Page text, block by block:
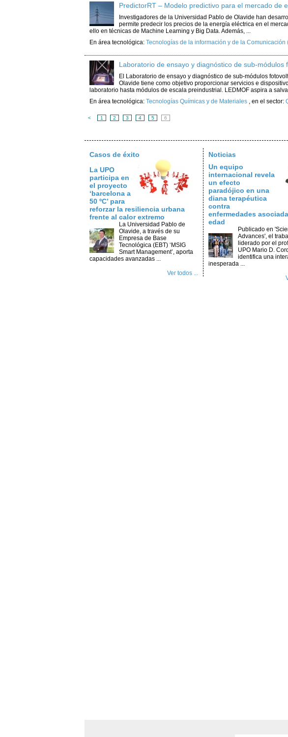
PredictorRT – Modelo predictivo para el mercado de
Investigadores de la Universidad Pablo de Olavide han
permite predecir los precios de la energía eléctrica en el
ello en técnicas de Machine Learning y Big Data. Además, ...
En área tecnológica: Tecnologías de la información y de la Comunicación
Laboratorio de ensayo y diagnóstico de sub-módulos
El Laboratorio de ensayo y diagnóstico de sub-módulos
Olavide tiene como objetivo proporcionar servicios e
laboratorio hasta módulos de escala preindustrial. LEDMOF aspira a
En área tecnológica: Tecnologías Químicas y de Materiales , en el sector:
< 1 2 3 4 5 6
Casos de éxito
La UPO
participa en
el proyecto
‘barcelona a
50 ºC’ para
reforzar la resiliencia urbana
frente al calor extremo
La Universidad Pablo de
Olavide, a través de su
Empresa de Base
Tecnológica (EBT) ‘MSIG
Smart Management’, aporta
capacidades avanzadas ...
Ver todos ...
Noticias
Un equipo
internacional revela
un efecto
paradójico en una
diana terapéutica
contra
enfermedades
edad
Publicado en
Advances', el
liderado por el
UPO Mario D.
identifica una
inesperada ...